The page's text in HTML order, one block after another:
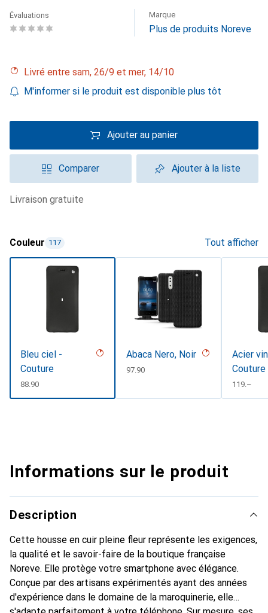
Évaluations Marque
Plus de produits Noreve
Livré entre sam, 26/9 et mer, 14/10
M'informer si le produit est disponible plus tôt
Ajouter au panier
Comparer Ajouter à la liste
livraison gratuite
Couleur 117 Tout afficher
Bleu ciel -
Couture
CHF
88.90
Abaca Nero, Noir
CHF
97.90
Acier
Couture
CHF
119.–
Informations sur le produit
Description
Cette housse en cuir pleine fleur représente les exigences,
la qualité et le savoir-faire de la boutique française
Noreve. Elle protège votre smartphone avec élégance.
Conçue par des artisans expérimentés ayant des années
d'expérience dans le domaine de la maroquinerie, elle